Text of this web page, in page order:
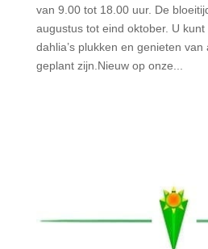
van 9.00 tot 18.00 uur. De
augustus tot eind oktober. U
dahlia’s plukken en genieten
geplant zijn.Nieuw op onze...